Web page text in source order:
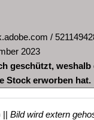
/
2023
geschützt,
Stock erworben hat.
|| Bild wird extern